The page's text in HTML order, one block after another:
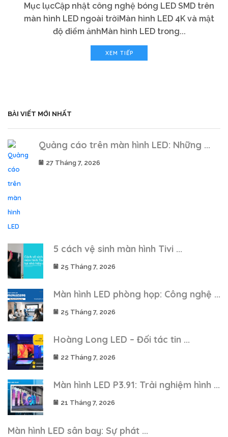
Mục lụcCập nhật công nghệ bóng LED SMD trên
màn hình LED ngoài trờiMàn hình LED 4K và mật
độ điểm ảnhMàn hình LED trong...
XEM TIẾP
BÀI VIẾT MỚI NHẤT
Quảng cáo trên màn hình LED: Những ...
27 Tháng 7, 2026
5 cách vệ sinh màn hình Tivi ...
25 Tháng 7, 2026
Màn hình LED phòng họp: Công nghệ ...
25 Tháng 7, 2026
Hoàng Long LED – Đối tác tin ...
22 Tháng 7, 2026
Màn hình LED P3.91: Trải nghiệm hình ...
21 Tháng 7, 2026
Màn hình LED sân bay: Sự phát ...